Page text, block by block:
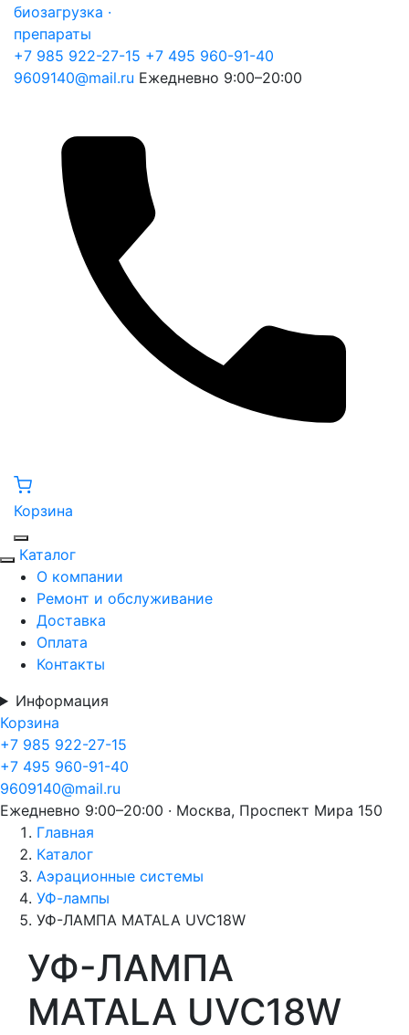
биозагрузка ·
препараты
+7 985 922-27-15 +7 495 960-91-40
9609140@mail.ru Ежедневно 9:00–20:00
Корзина
Каталог
О компании
Ремонт и обслуживание
Доставка
Оплата
Контакты
Информация
Корзина
+7 985 922-27-15
+7 495 960-91-40
9609140@mail.ru
Ежедневно 9:00–20:00 · Москва, Проспект Мира 150
Главная
Каталог
Аэрационные системы
УФ-лампы
УФ-ЛАМПА MATALA UVC18W
УФ-ЛАМПА
MATALA UVC18W